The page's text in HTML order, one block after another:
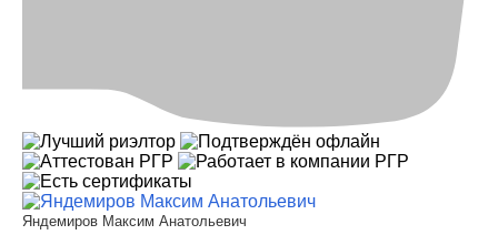
Яндемиров Максим Анатольевич